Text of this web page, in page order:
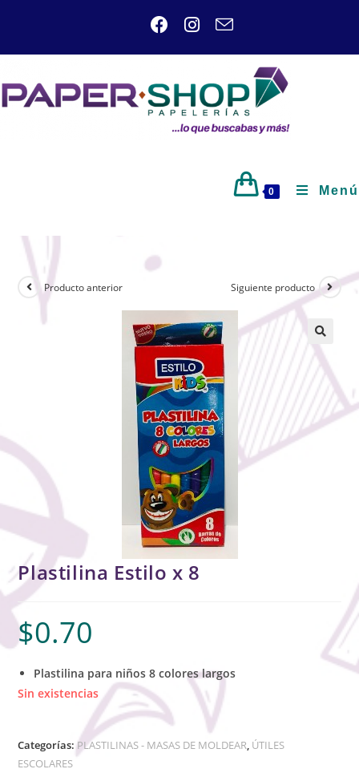
0 Menú
Producto anterior Siguiente producto
🔍
Plastilina Estilo x 8
$0.70
Plastilina para niños 8 colores largos
Sin existencias
Categorías:PLASTILINAS - MASAS DE MOLDEAR, ÚTILES
ESCOLARES